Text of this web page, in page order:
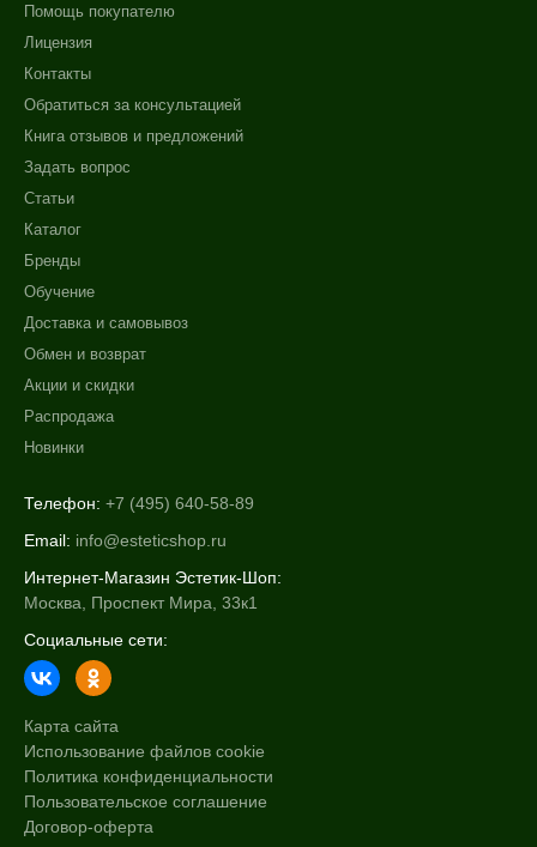
Помощь покупателю
Лицензия
Контакты
Обратиться за консультацией
Книга отзывов и предложений
Задать вопрос
Статьи
Каталог
Бренды
Обучение
Доставка и самовывоз
Обмен и возврат
Акции и скидки
Распродажа
Новинки
Телефон: +7 (495) 640-58-89
Email: info@esteticshop.ru
Интернет-Магазин Эстетик-Шоп:
Москва, Проспект Мира, 33к1
Социальные сети:
Карта сайта
Использование файлов cookie
Политика конфиденциальности
Пользовательское соглашение
Договор-оферта